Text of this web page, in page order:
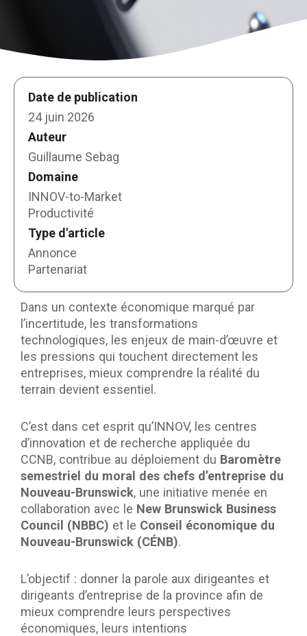
Date de publication
24 juin 2026
Auteur
Guillaume Sebag
Domaine
INNOV-to-Market
Productivité
Type d'article
Annonce
Partenariat
Dans un contexte économique marqué par
l’incertitude, les transformations
technologiques, les enjeux de main-d’œuvre et
les pressions qui touchent directement les
entreprises, mieux comprendre la réalité du
terrain devient essentiel.
C’est dans cet esprit qu’INNOV, les centres
d’innovation et de recherche appliquée du
CCNB, contribue au déploiement du Baromètre
semestriel du moral des chefs d’entreprise du
Nouveau-Brunswick, une initiative menée en
collaboration avec le New Brunswick Business
Council (NBBC) et le Conseil économique du
Nouveau-Brunswick (CÉNB).
L’objectif : donner la parole aux dirigeantes et
dirigeants d’entreprise de la province afin de
mieux comprendre leurs perspectives
économiques, leurs intentions